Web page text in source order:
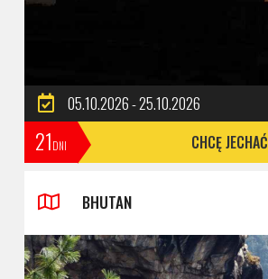
05.10.2026 - 25.10.2026
21DNI CHCĘ JECHAĆ
BHUTAN